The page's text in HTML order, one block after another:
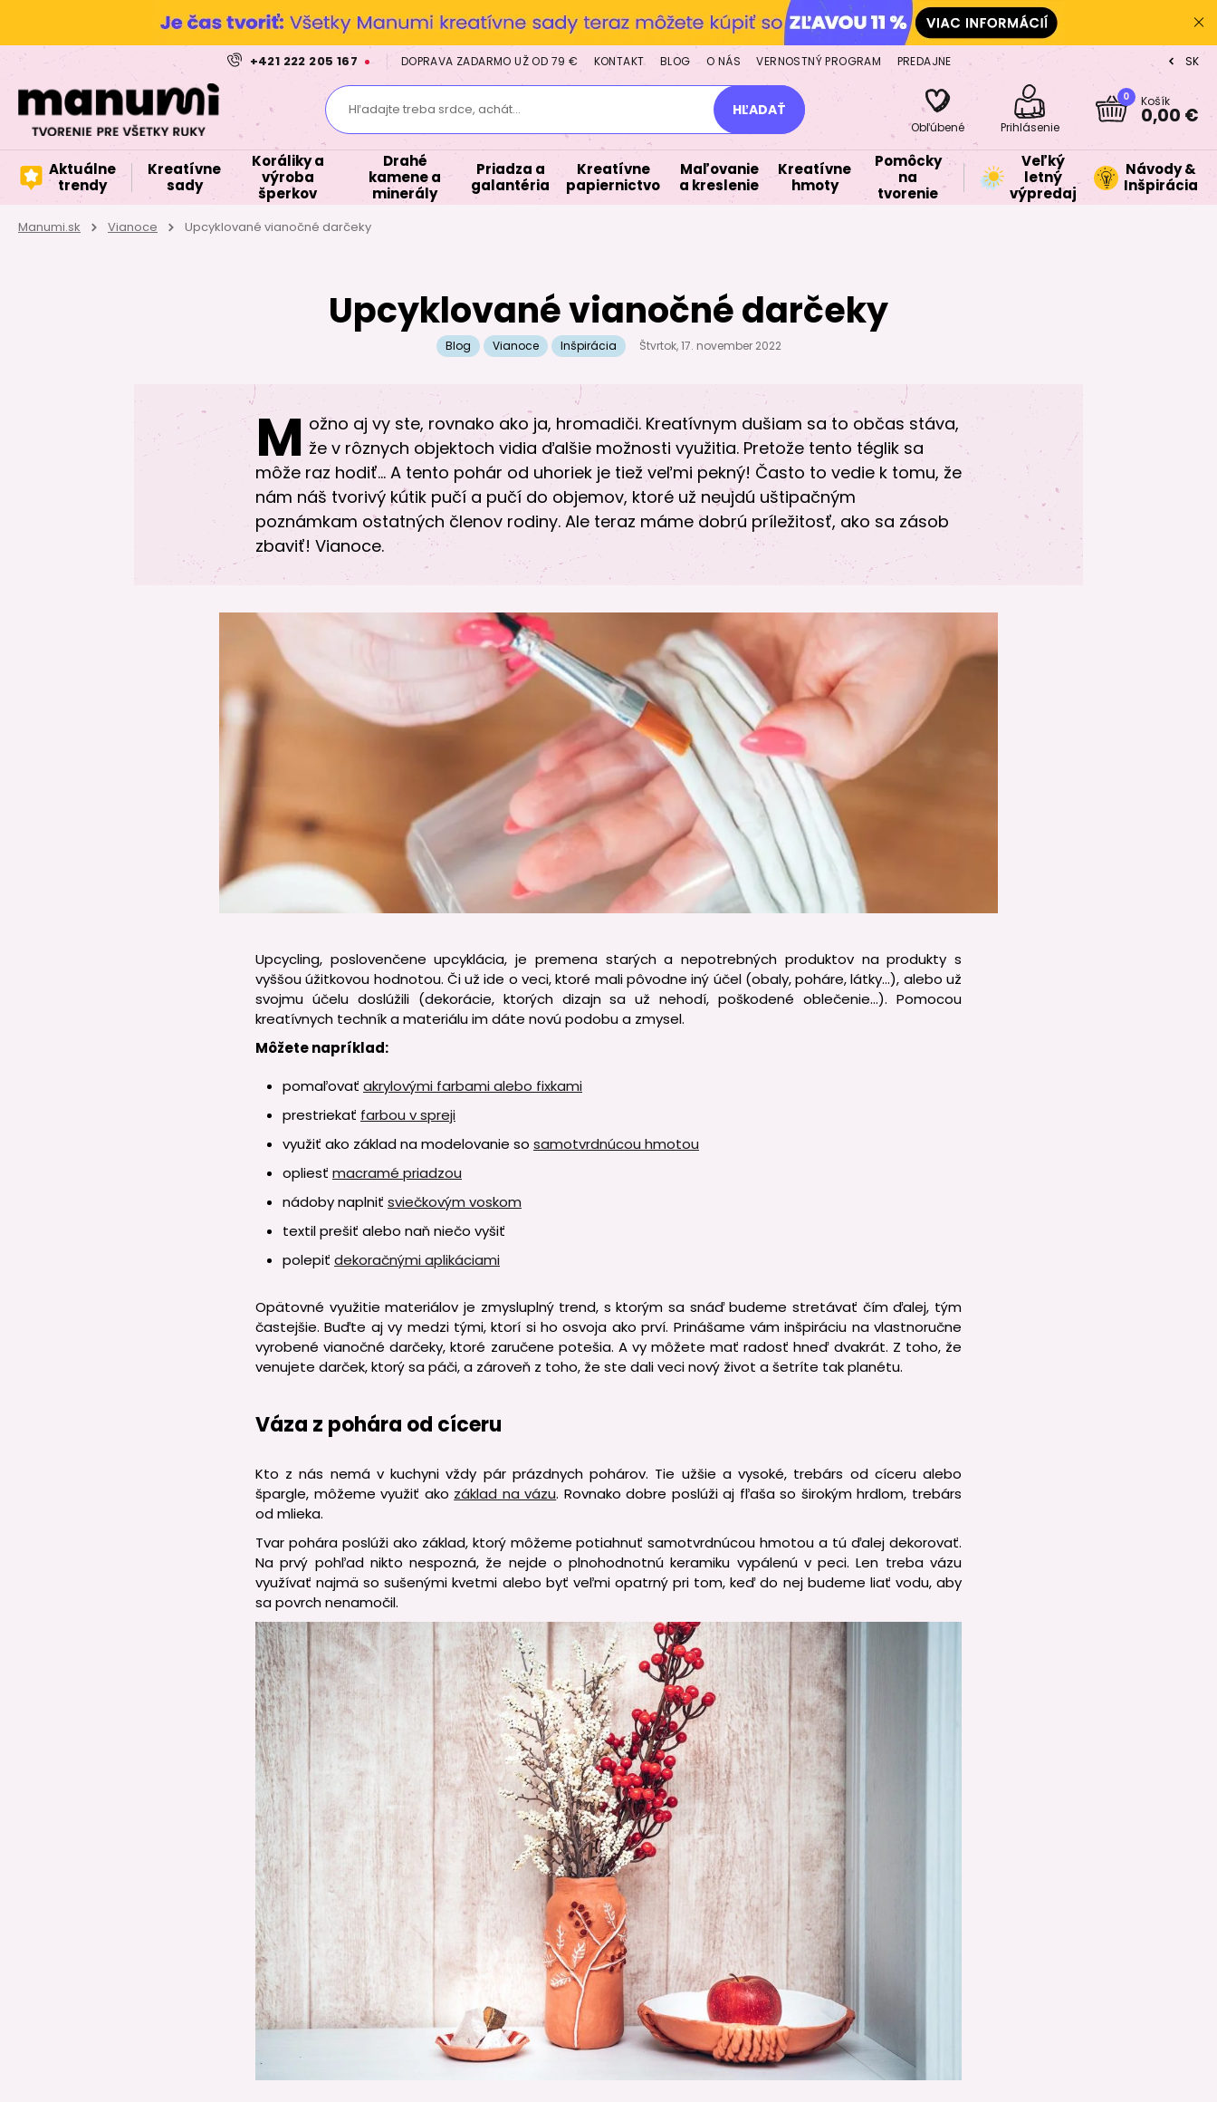
+421 222 205 167 DOPRAVA ZADARMO UŽ OD 79 € KONTAKT BLOG O NÁS VERNOSTNÝ PROGRAM PREDAJNE CZ
SK
Hľadajte treba srdce, achát... HĽADAŤ
Obľúbené Prihlásenie
0 Košík
0,00 €
Aktuálne
trendy
Kreatívne
sady
Koráliky a
výroba
šperkov
Drahé
kamene a
minerály
Priadza a
galantéria
Kreatívne
papiernictvo
Maľovanie
a kreslenie
Kreatívne
hmoty
Pomôcky
na
tvorenie
Veľký
letný
výpredaj
Návody &
Inšpirácia
Manumi.sk Vianoce Upcyklované vianočné darčeky
Upcyklované vianočné darčeky
Blog Vianoce Inšpirácia Štvrtok, 17. november 2022
M ožno aj vy ste, rovnako ako ja, hromadiči. Kreatívnym dušiam sa to občas stáva,
že v rôznych objektoch vidia ďalšie možnosti využitia. Pretože tento téglik sa
môže raz hodiť… A tento pohár od uhoriek je tiež veľmi pekný! Často to vedie k tomu, že
nám náš tvorivý kútik pučí a pučí do objemov, ktoré už neujdú uštipačným
poznámkam ostatných členov rodiny. Ale teraz máme dobrú príležitosť, ako sa zásob
zbaviť! Vianoce.
Upcycling, poslovenčene upcyklácia, je premena starých a nepotrebných produktov na produkty s
vyššou úžitkovou hodnotou. Či už ide o veci, ktoré mali pôvodne iný účel (obaly, poháre, látky…), alebo už
svojmu účelu doslúžili (dekorácie, ktorých dizajn sa už nehodí, poškodené oblečenie…). Pomocou
kreatívnych techník a materiálu im dáte novú podobu a zmysel.
Môžete napríklad:
pomaľovať akrylovými farbami alebo fixkami
prestriekať farbou v spreji
využiť ako základ na modelovanie so samotvrdnúcou hmotou
opliesť macramé priadzou
nádoby naplniť sviečkovým voskom
textil prešiť alebo naň niečo vyšiť
polepiť dekoračnými aplikáciami
Opätovné využitie materiálov je zmysluplný trend, s ktorým sa snáď budeme stretávať čím ďalej, tým
častejšie. Buďte aj vy medzi tými, ktorí si ho osvoja ako prví. Prinášame vám inšpiráciu na vlastnoručne
vyrobené vianočné darčeky, ktoré zaručene potešia. A vy môžete mať radosť hneď dvakrát. Z toho, že
venujete darček, ktorý sa páči, a zároveň z toho, že ste dali veci nový život a šetríte tak planétu.
Váza z pohára od cíceru
Kto z nás nemá v kuchyni vždy pár prázdnych pohárov. Tie užšie a vysoké, trebárs od cíceru alebo
špargle, môžeme využiť ako základ na vázu. Rovnako dobre poslúži aj fľaša so širokým hrdlom, trebárs
od mlieka.
Tvar pohára poslúži ako základ, ktorý môžeme potiahnuť samotvrdnúcou hmotou a tú ďalej dekorovať.
Na prvý pohľad nikto nespozná, že nejde o plnohodnotnú keramiku vypálenú v peci. Len treba vázu
využívať najmä so sušenými kvetmi alebo byť veľmi opatrný pri tom, keď do nej budeme liať vodu, aby
sa povrch nenamočil.